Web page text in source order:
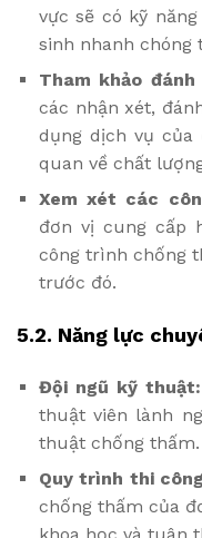
vực sẽ có kỹ
sinh nhanh chóng
Tham khảo
các nhận xét,
dụng dịch vụ
quan về chất
Xem xét các
đơn vị cung cấp
công trình chống
trước đó.
5.2. Năng lực
Đội ngũ kỹ thuật:
thuật viên lành
thuật chống thấm.
Quy trình thi
chống thấm của
khoa học và tuân